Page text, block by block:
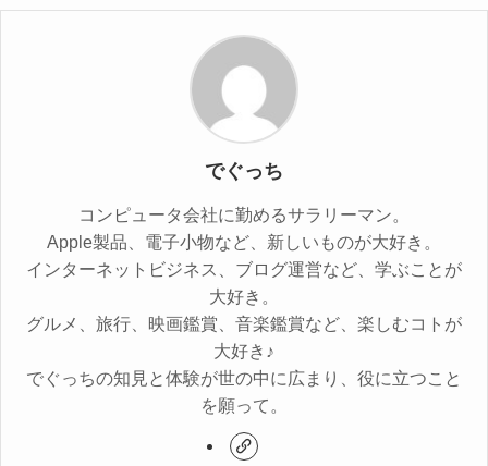
でぐっち
コンピュータ会社に勤めるサラリーマン。
Apple製品、電子小物など、新しいものが大好き。
インターネットビジネス、ブログ運営など、学ぶことが
大好き。
グルメ、旅行、映画鑑賞、音楽鑑賞など、楽しむコトが
大好き♪
でぐっちの知見と体験が世の中に広まり、役に立つこと
を願って。